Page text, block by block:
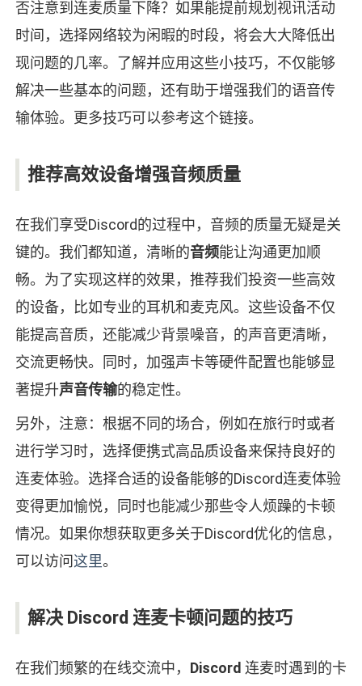
否注意到连麦质量下降？如果能提前规划视讯活动
时间，选择网络较为闲暇的时段，将会大大降低出
现问题的几率。了解并应用这些小技巧，不仅能够
解决一些基本的问题，还有助于增强我们的语音传
输体验。更多技巧可以参考这个链接。
推荐高效设备增强音频质量
在我们享受Discord的过程中，音频的质量无疑是关
键的。我们都知道，清晰的音频能让沟通更加顺
畅。为了实现这样的效果，推荐我们投资一些高效
的设备，比如专业的耳机和麦克风。这些设备不仅
能提高音质，还能减少背景噪音，的声音更清晰，
交流更畅快。同时，加强声卡等硬件配置也能够显
著提升声音传输的稳定性。
另外，注意：根据不同的场合，例如在旅行时或者
进行学习时，选择便携式高品质设备来保持良好的
连麦体验。选择合适的设备能够的Discord连麦体验
变得更加愉悦，同时也能减少那些令人烦躁的卡顿
情况。如果你想获取更多关于Discord优化的信息，
可以访问这里。
解决 Discord 连麦卡顿问题的技巧
在我们频繁的在线交流中， Discord 连麦时遇到的卡